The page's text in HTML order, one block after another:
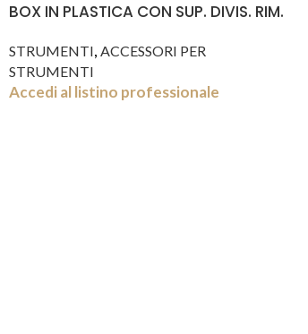
BOX IN PLASTICA CON SUP. DIVIS. RIM.
STRUMENTI, ACCESSORI PER
STRUMENTI
Accedi al listino professionale